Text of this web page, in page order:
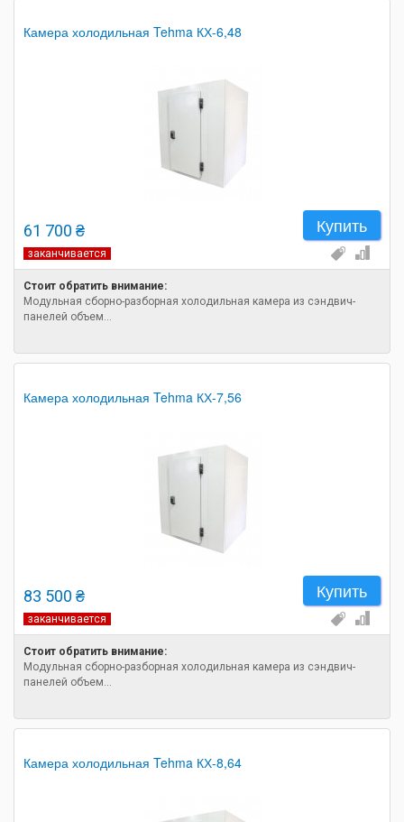
Камера холодильная Tehma КХ-6,48
61 700 ₴ Купить
заканчивается
Стоит обратить внимание:
Модульная сборно-разборная холодильная камера из сэндвич-
панелей объем...
Камера холодильная Tehma КХ-7,56
83 500 ₴ Купить
заканчивается
Стоит обратить внимание:
Модульная сборно-разборная холодильная камера из сэндвич-
панелей объем...
Камера холодильная Tehma КХ-8,64